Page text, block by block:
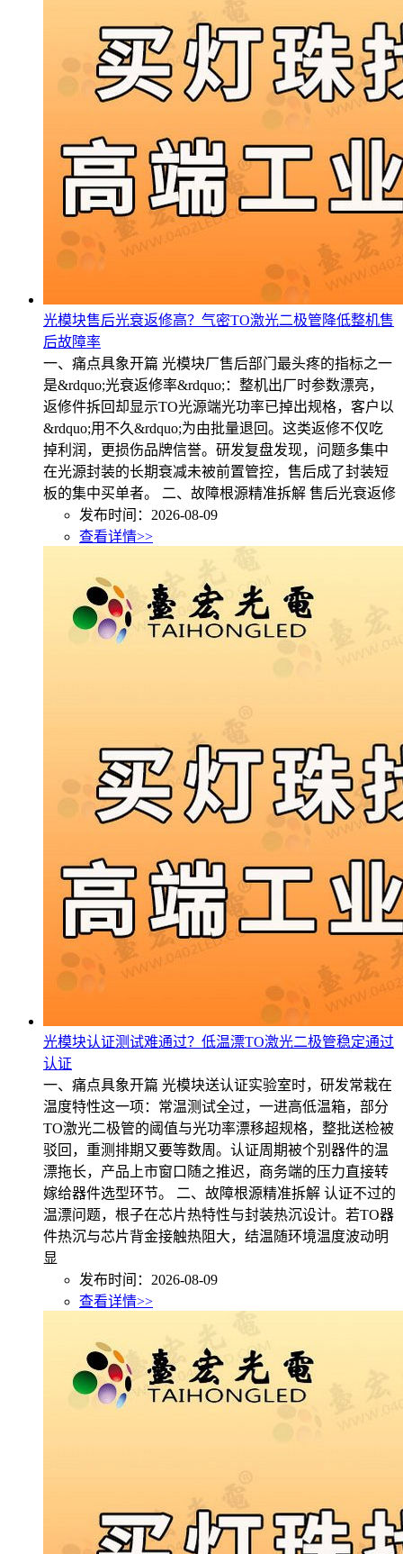
光模块售后光衰返修高？气密TO激光二极管降低整机售
后故障率
一、痛点具象开篇 光模块厂售后部门最头疼的指标之一
是&rdquo;光衰返修率&rdquo;：整机出厂时参数漂亮，
返修件拆回却显示TO光源端光功率已掉出规格，客户以
&rdquo;用不久&rdquo;为由批量退回。这类返修不仅吃
掉利润，更损伤品牌信誉。研发复盘发现，问题多集中
在光源封装的长期衰减未被前置管控，售后成了封装短
板的集中买单者。 二、故障根源精准拆解 售后光衰返修
发布时间：2026-08-09
查看详情>>
光模块认证测试难通过？低温漂TO激光二极管稳定通过
认证
一、痛点具象开篇 光模块送认证实验室时，研发常栽在
温度特性这一项：常温测试全过，一进高低温箱，部分
TO激光二极管的阈值与光功率漂移超规格，整批送检被
驳回，重测排期又要等数周。认证周期被个别器件的温
漂拖长，产品上市窗口随之推迟，商务端的压力直接转
嫁给器件选型环节。 二、故障根源精准拆解 认证不过的
温漂问题，根子在芯片热特性与封装热沉设计。若TO器
件热沉与芯片背金接触热阻大，结温随环境温度波动明
显
发布时间：2026-08-09
查看详情>>